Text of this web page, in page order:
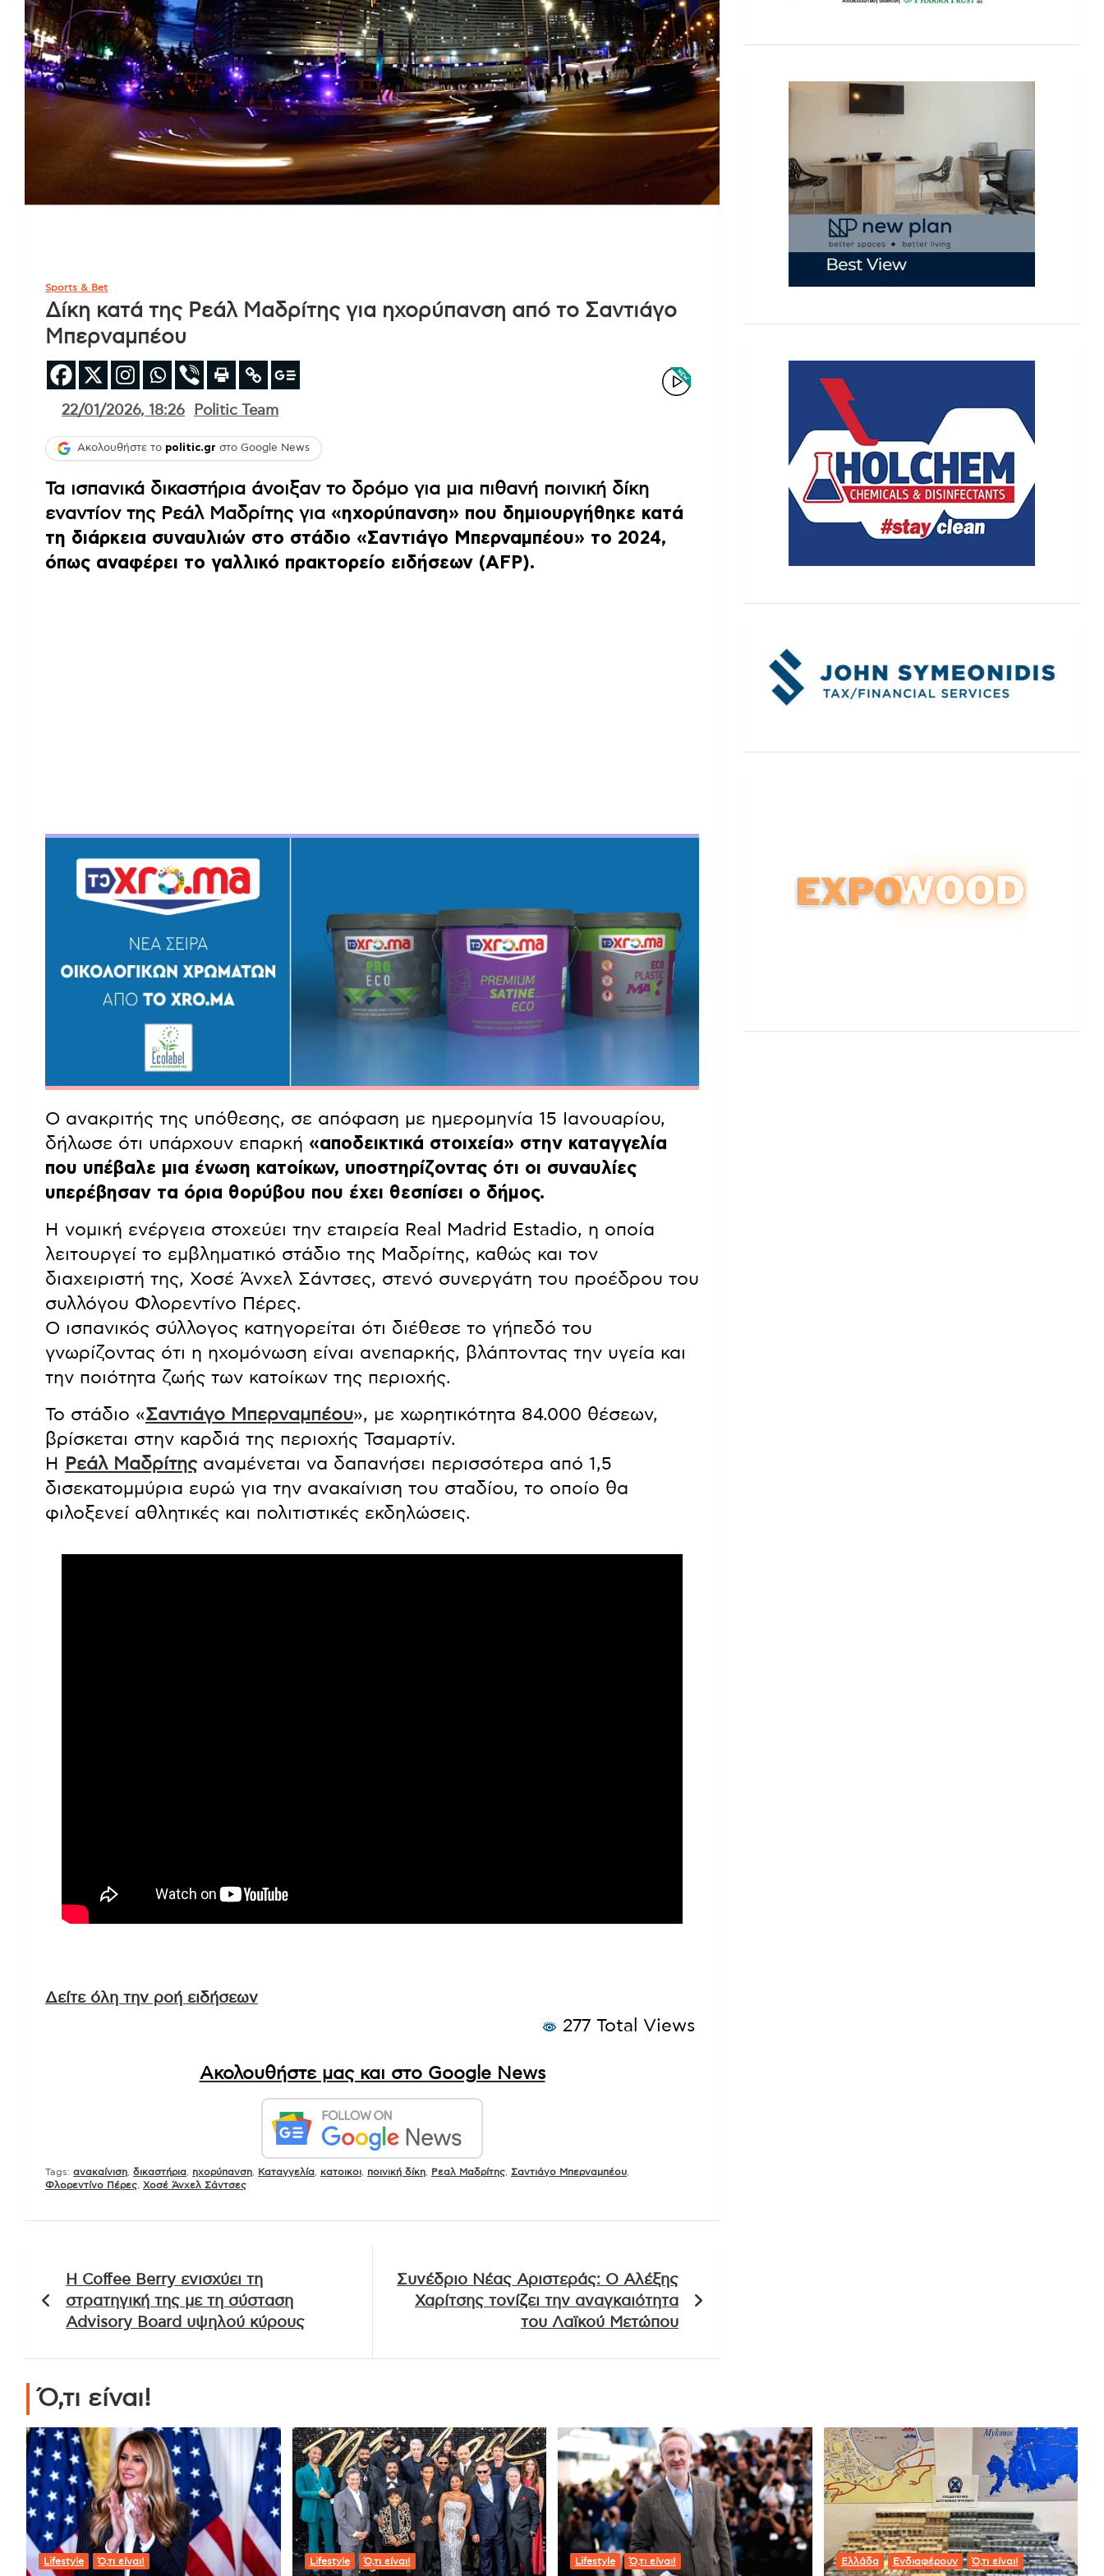
Sports & Bet
Δίκη κατά της Ρεάλ Μαδρίτης για ηχορύπανση από το Σαντιάγο
Μπερναμπέου
22/01/2026, 18:26 Politic Team
Ακολουθήστε το politic.gr στο Google News
Τα ισπανικά δικαστήρια άνοιξαν το δρόμο για μια πιθανή ποινική δίκη
εναντίον της Ρεάλ Μαδρίτης για «ηχορύπανση» που δημιουργήθηκε κατά
τη διάρκεια συναυλιών στο στάδιο «Σαντιάγο Μπερναμπέου» το 2024,
όπως αναφέρει το γαλλικό πρακτορείο ειδήσεων (AFP).
Ο ανακριτής της υπόθεσης, σε απόφαση με ημερομηνία 15 Ιανουαρίου,
δήλωσε ότι υπάρχουν επαρκή «αποδεικτικά στοιχεία» στην καταγγελία
που υπέβαλε μια ένωση κατοίκων, υποστηρίζοντας ότι οι συναυλίες
υπερέβησαν τα όρια θορύβου που έχει θεσπίσει ο δήμος.
Η νομική ενέργεια στοχεύει την εταιρεία Real Madrid Estadio, η οποία
λειτουργεί το εμβληματικό στάδιο της Μαδρίτης, καθώς και τον
διαχειριστή της, Χοσέ Άνχελ Σάντσες, στενό συνεργάτη του προέδρου του
συλλόγου Φλορεντίνο Πέρες.
Ο ισπανικός σύλλογος κατηγορείται ότι διέθεσε το γήπεδό του
γνωρίζοντας ότι η ηχομόνωση είναι ανεπαρκής, βλάπτοντας την υγεία και
την ποιότητα ζωής των κατοίκων της περιοχής.
Το στάδιο «Σαντιάγο Μπερναμπέου», με χωρητικότητα 84.000 θέσεων,
βρίσκεται στην καρδιά της περιοχής Τσαμαρτίν.
Η
Ρεάλ Μαδρίτηςαναμένεται να δαπανήσει περισσότερα από 1,5
δισεκατομμύρια ευρώ για την ανακαίνιση του σταδίου, το οποίο θα
φιλοξενεί αθλητικές και πολιτιστικές εκδηλώσεις.
Δείτε όλη την ροή ειδήσεων
277 Total Views
Ακολουθήστε μας και στο Google News
Tags: ανακαίνιση δικαστήρια ηχορύπανση Καταγγελία κατοικοι ποινική δίκη Ρεαλ Μαδρίτης Σαντιάγο Μπερναμπέου
Φλορεντίνο Πέρες Χοσέ Άνχελ Σάντσες
άρθρων
Η Coffee Berry ενισχύει τη
στρατηγική της με τη σύσταση
Advisory Board υψηλού κύρους
Συνέδριο Νέας Αριστεράς: Ο Αλέξης
Χαρίτσης τονίζει την αναγκαιότητα
του Λαϊκού Μετώπου
Ό,τι είναι!
Lifestyle Ό,τι είναι! Lifestyle Ό,τι είναι! Lifestyle Ό,τι είναι! Ελλάδα Ενδιαφέρουν Ό,τι είναι!